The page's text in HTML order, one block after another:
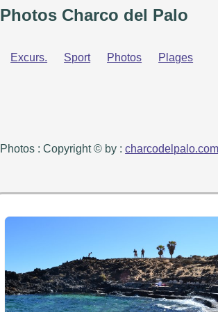
Photos Charco del Palo
Excurs. Sport Photos Plages
Photos : Copyright © by :